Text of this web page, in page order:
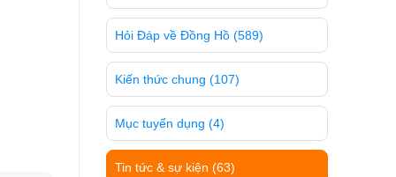
Hỏi Đáp về Đồng Hồ (589)
Kiến thức chung (107)
Mục tuyển dụng (4)
Tin tức & sự kiện (63)